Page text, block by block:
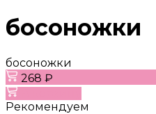
босоножки
босоножки
268 ₽
Рекомендуем